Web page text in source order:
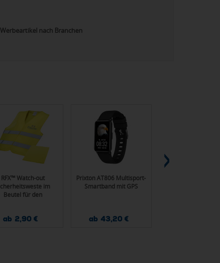
Werbeartikel nach Branchen
RFX™ Watch-out
im
Beutel für den
ab 2,90 €
Prixton AT806 Multisport-
Smartband mit GPS
ab 43,20 €